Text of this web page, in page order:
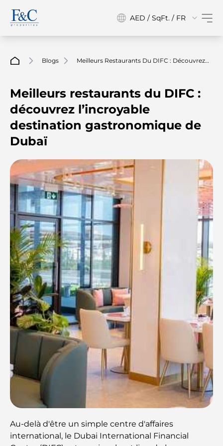
AED / SqFt. / FR
Blogs
Meilleurs Restaurants Du DIFC : Découvrez
Meilleurs restaurants du DIFC :
découvrez l’incroyable
destination gastronomique de
Dubaï
Au-delà d'être un simple centre d'affaires
international, le Dubai International Financial